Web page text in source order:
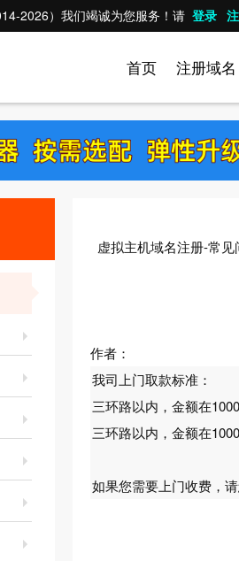
2026）我们竭诚为您服务！请 登录
注册域名
首页
虚拟主机域名注册-常见
作者：
我司上门取款标准：
三环路以内，金额在
三环路以内，金额在
如果您需要上门收费，